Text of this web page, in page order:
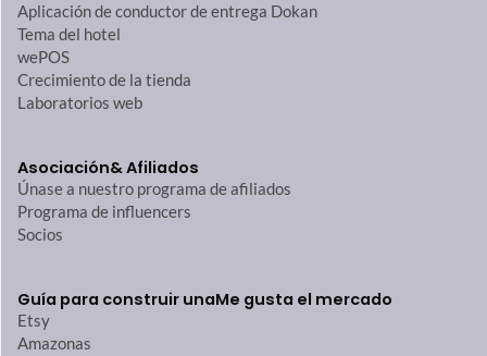
Aplicación de conductor de entrega Dokan
Tema del hotel
wePOS
Crecimiento de la tienda
Laboratorios web
Asociación& Afiliados
Únase a nuestro programa de afiliados
Programa de influencers
Socios
Guía para construir unaMe gusta el mercado
Etsy
Amazonas